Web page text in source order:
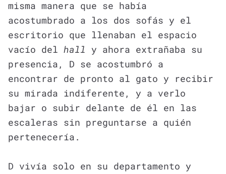
misma manera que se había
acostumbrado a los dos sofás y el
escritorio que llenaban el espacio
vacío del hall y ahora extrañaba su
presencia, D se acostumbró a
encontrar de pronto al gato y recibir
su mirada indiferente, y a verlo
bajar o subir delante de él en las
escaleras sin preguntarse a quién
pertenecería.
D vivía solo en su departamento y